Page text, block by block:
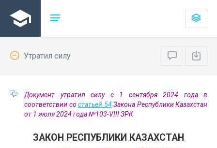
Утратил силу
Документ утратил силу с 1 сентября 2024 года в
соответствии со статьей 54Закона Республики Казахстан
от 1 июля 2024 года №103-VIII ЗРК
ЗАКОН РЕСПУБЛИКИ КАЗАХСТАН